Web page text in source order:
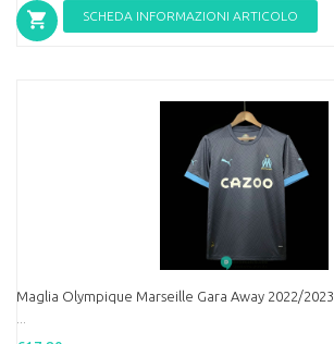
SCHEDA INFORMAZIONI ARTICOLO
Maglia Olympique Marseille Gara Away 2022/2023